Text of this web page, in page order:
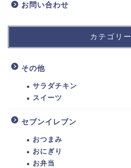
お問い合わせ
カテゴリー
その他
サラダチキン
スイーツ
セブンイレブン
おつまみ
おにぎり
お弁当